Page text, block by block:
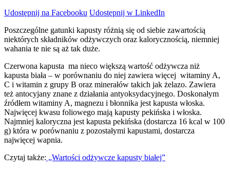
Udostępnij na Facebooku Udostępnij w LinkedIn
Poszczególne gatunki kapusty różnią się od siebie zawartością
niektórych składników odżywczych oraz kalorycznością, niemniej
wahania te nie są aż tak duże.
Czerwona kapusta ma nieco większą wartość odżywcza niż
kapusta biała – w porównaniu do niej zawiera więcej witaminy A,
C i witamin z grupy B oraz minerałów takich jak żelazo. Zawiera
też antocyjany znane z działania antyoksydacyjnego. Doskonałym
źródłem witaminy A, magnezu i błonnika jest kapusta włoska.
Najwięcej kwasu foliowego mają kapusty pekińska i włoska.
Najmniej kaloryczna jest kapusta pekińska (dostarcza 16 kcal w 100
g) która w porównaniu z pozostałymi kapustami, dostarcza
najwięcej wapnia.
Czytaj także: „Wartości odżywcze kapusty białej”